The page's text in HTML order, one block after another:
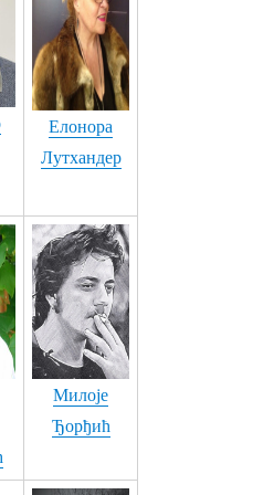
42. ЈЕЛЕК ОТКОПЧАН - Сандра Миладиновић
43. ЗБОГ ЈЕДНЕ ДИВНЕ ЦРНЕ ЖЕНЕ - Бранислав Бранко Симић
46. ЈОЈ ШТО ТЕ ВОЛИМ - Блузери оф Треботин
47. ЈОВАНО - Сандра Миладиновић - У претњи Владислава Кованџића
48. Милан Милетић Милке 3 песме - ПЛАВУША... ПИЈЕМ... ТУГА...
49. О МЛАДОСТИ - Мирослав Мића Живановић
Елонора
Лутхандер
Милоје
Ђорђић